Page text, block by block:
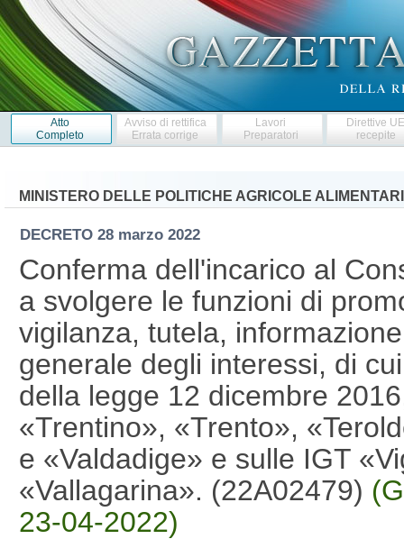
Atto
Completo
Avviso di rettifica
Errata corrige
Lavori
Preparatori
Direttive
recepite
MINISTERO DELLE POLITICHE AGRICOLE
DECRETO 28 marzo 2022
Conferma dell'incarico al
a svolgere le funzioni di
vigilanza, tutela,
generale degli interessi, di
della legge 12 dicembre
«Trentino», «Trento»,
e «Valdadige» e sulle IGT
«Vallagarina». (22A02479)
23-04-2022)